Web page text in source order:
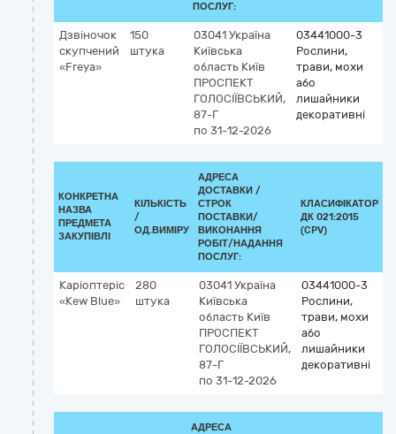
ПОСЛУГ:
Дзвіночок
скупчений
«Freya»
150
штука
03041 Україна
Київська
область Київ
ПРОСПЕКТ
ГОЛОСІЇВСЬКИЙ,
87-Г
по 31-12-2026
03441000-3
Рослини,
трави, мохи
або
лишайники
декоративні
КОНКРЕТНА
НАЗВА
ПРЕДМЕТА
ЗАКУПІВЛІ
КІЛЬКІСТЬ
/
ОД.ВИМІРУ
АДРЕСА
ДОСТАВКИ /
СТРОК
ПОСТАВКИ/
ВИКОНАННЯ
РОБІТ/НАДАННЯ
ПОСЛУГ:
КЛАСИФІКАТОР
ДК 021:2015
(CPV)
Каріоптеріс
«Kew Blue»
280
штука
03041 Україна
Київська
область Київ
ПРОСПЕКТ
ГОЛОСІЇВСЬКИЙ,
87-Г
по 31-12-2026
03441000-3
Рослини,
трави, мохи
або
лишайники
декоративні
АДРЕСА